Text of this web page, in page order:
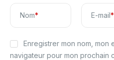
Nom* E-mail*
Enregistrer mon nom, mon
navigateur pour mon prochain